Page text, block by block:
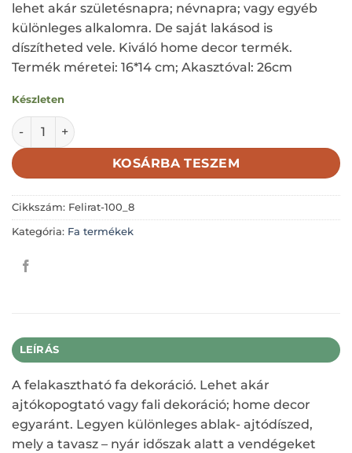
lehet akár születésnapra; névnapra; vagy egyéb
különleges alkalomra. De saját lakásod is
díszítheted vele. Kiváló home decor termék.
Termék méretei: 16*14 cm; Akasztóval: 26cm
Készleten
Fa natúr pillangó; 16*14cm+akasztó mennyiség
KOSÁRBA TESZEM
Cikkszám: Felirat-100_8
Kategória: Fa termékek
LEÍRÁS
A felakasztható fa dekoráció. Lehet akár
ajtókopogtató vagy fali dekoráció; home decor
egyaránt. Legyen különleges ablak- ajtódíszed,
mely a tavasz – nyár időszak alatt a vendégeket